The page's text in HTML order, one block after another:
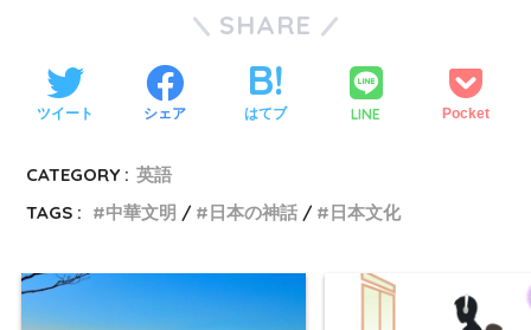
SHARE
ツイート シェア はてブ LINE Pocket
CATEGORY : 英語
TAGS :
中華文明 日本の神話 日本文化